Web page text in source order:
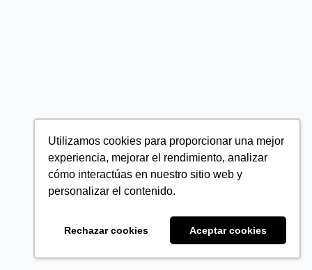
Utilizamos cookies para proporcionar una mejor
experiencia, mejorar el rendimiento, analizar
cómo interactúas en nuestro sitio web y
personalizar el contenido.
Rechazar cookies Aceptar cookies